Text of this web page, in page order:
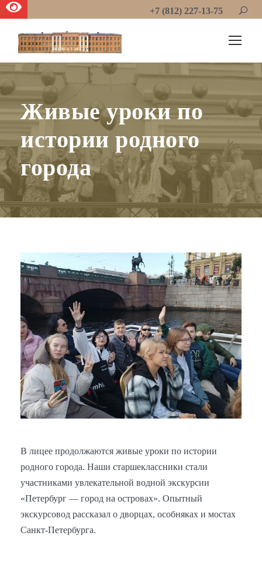
+7 (812) 227-13-75
Живые уроки по
истории родного
города
В лицее продолжаются живые уроки по истории
родного города. Наши старшеклассники стали
участниками увлекательной водной экскурсии
«Петербург — город на островах». Опытный
экскурсовод рассказал о дворцах, особняках и мостах
Санкт-Петербурга.